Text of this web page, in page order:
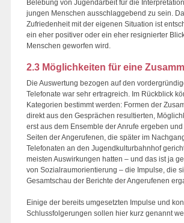
Belebung von Jugendarbeit für die
jungen Menschen ausschlaggebend zu sein.
Zufriedenheit mit der eigenen Situation ist
ein eher positiver oder ein eher resignierter
Menschen geworfen wird.
2.3 Möglichkeiten für eine
Die Auswertung bezogen auf den
Telefonate war sehr ertragreich. Im Rückblick
Kategorien bestimmt werden: Formen der
direkt aus den Gesprächen resultierten,
erst aus dem Ensemble der Anrufe ergeben
Seiten der Angerufenen, die später im
Telefonaten an den Jugendkulturbahnhof
meisten Auswirkungen hatten – und das ist ja
von Sozialraumorientierung – die Impulse, die
Gesamtschau der Berichte der Angerufenen
Einige der bereits umgesetzten Impulse und
Schlussfolgerungen sollen hier kurz genannt